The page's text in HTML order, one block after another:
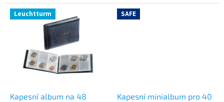
Leuchtturm
Kapesní album na 48
SAFE
Kapesní minialbum pro 40